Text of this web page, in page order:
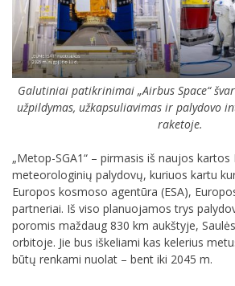
Galutiniai patikrinimai „Airbus Space“
užpildymas, užkapsuliavimas ir palydovo
raketoje.
„Metop-SGA1“ – pirmasis iš naujos
meteorologinių palydovų, kuriuos kartu
Europos kosmoso agentūra (ESA),
partneriai. Iš viso planuojamos trys
poromis maždaug 830 km aukštyje,
orbitoje. Jie bus iškeliami kas kelerius
būtų renkami nuolat – bent iki 2045 m.